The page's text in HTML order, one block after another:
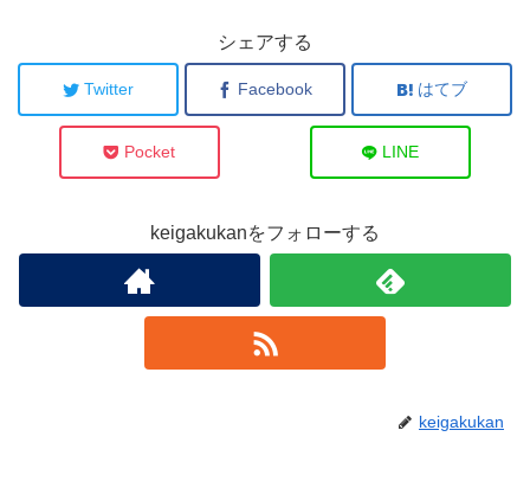
シェアする
Twitter Facebook はてブ
Pocket LINE
keigakukanをフォローする
keigakukan